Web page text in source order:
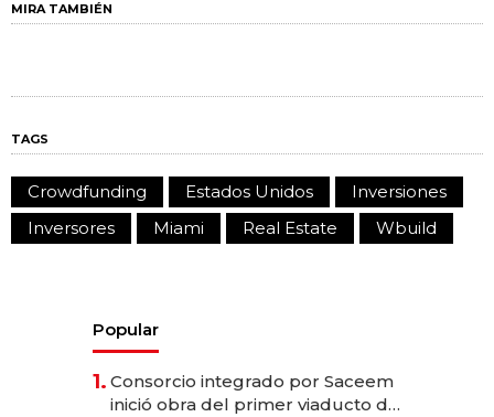
MIRA TAMBIÉN
TAGS
Crowdfunding Estados Unidos
Inversiones
Inversores
Miami Real Estate Wbuild
Popular
1. Consorcio integrado por Saceem
inició obra del primer viaducto de